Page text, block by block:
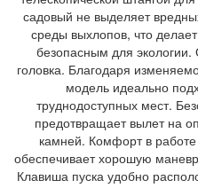
садовый не выделяет
среды выхлопов, что
безопасным для
головка. Благодаря
модель идеально
труднодоступных мест.
предотвращает вылет на
камней. Комфорт в
обеспечивает хорошую
Клавиша пуска удобно